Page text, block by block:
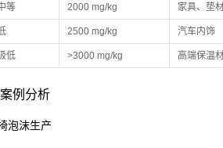
等 2000 mg/kg 家具、垫
2500 mg/kg 汽车内饰
低 >3000 mg/kg 高端保温
例分析
泡沫生产